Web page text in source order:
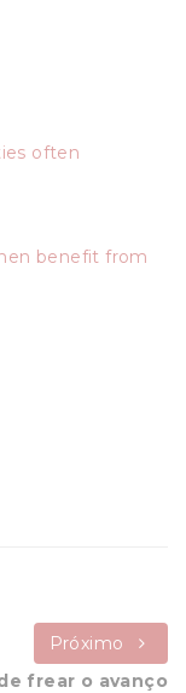
often
benefit from
Próximo
frear o avanço